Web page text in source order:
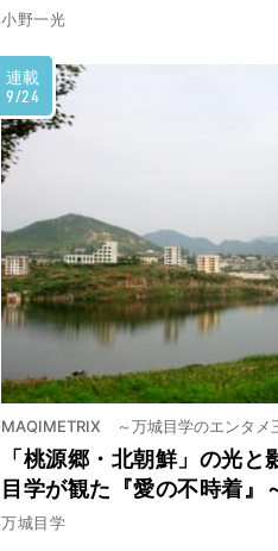
小野一光
連載
9/24
MAQIMETRIX ～万城目学のエンタメ
「桃源郷・北朝鮮」の光
目学が観た『愛の不時着
万城目学